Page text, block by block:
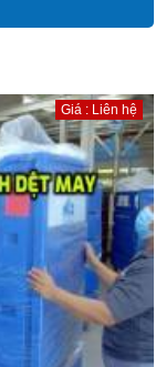
Giá : Liên hệ